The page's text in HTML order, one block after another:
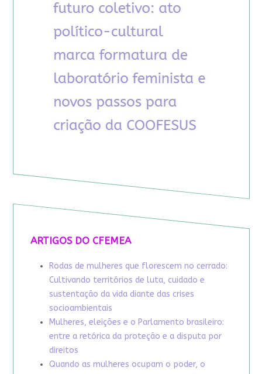
ARTIGOS DO CFEMEA
Rodas de mulheres que florescem no cerrado:
Cultivando territórios de luta, cuidado e
sustentação da vida diante das crises
socioambientais
Mulheres, eleições e o Parlamento brasileiro:
entre a retórica da proteção e a disputa por
direitos
Quando as mulheres ocupam o poder, o